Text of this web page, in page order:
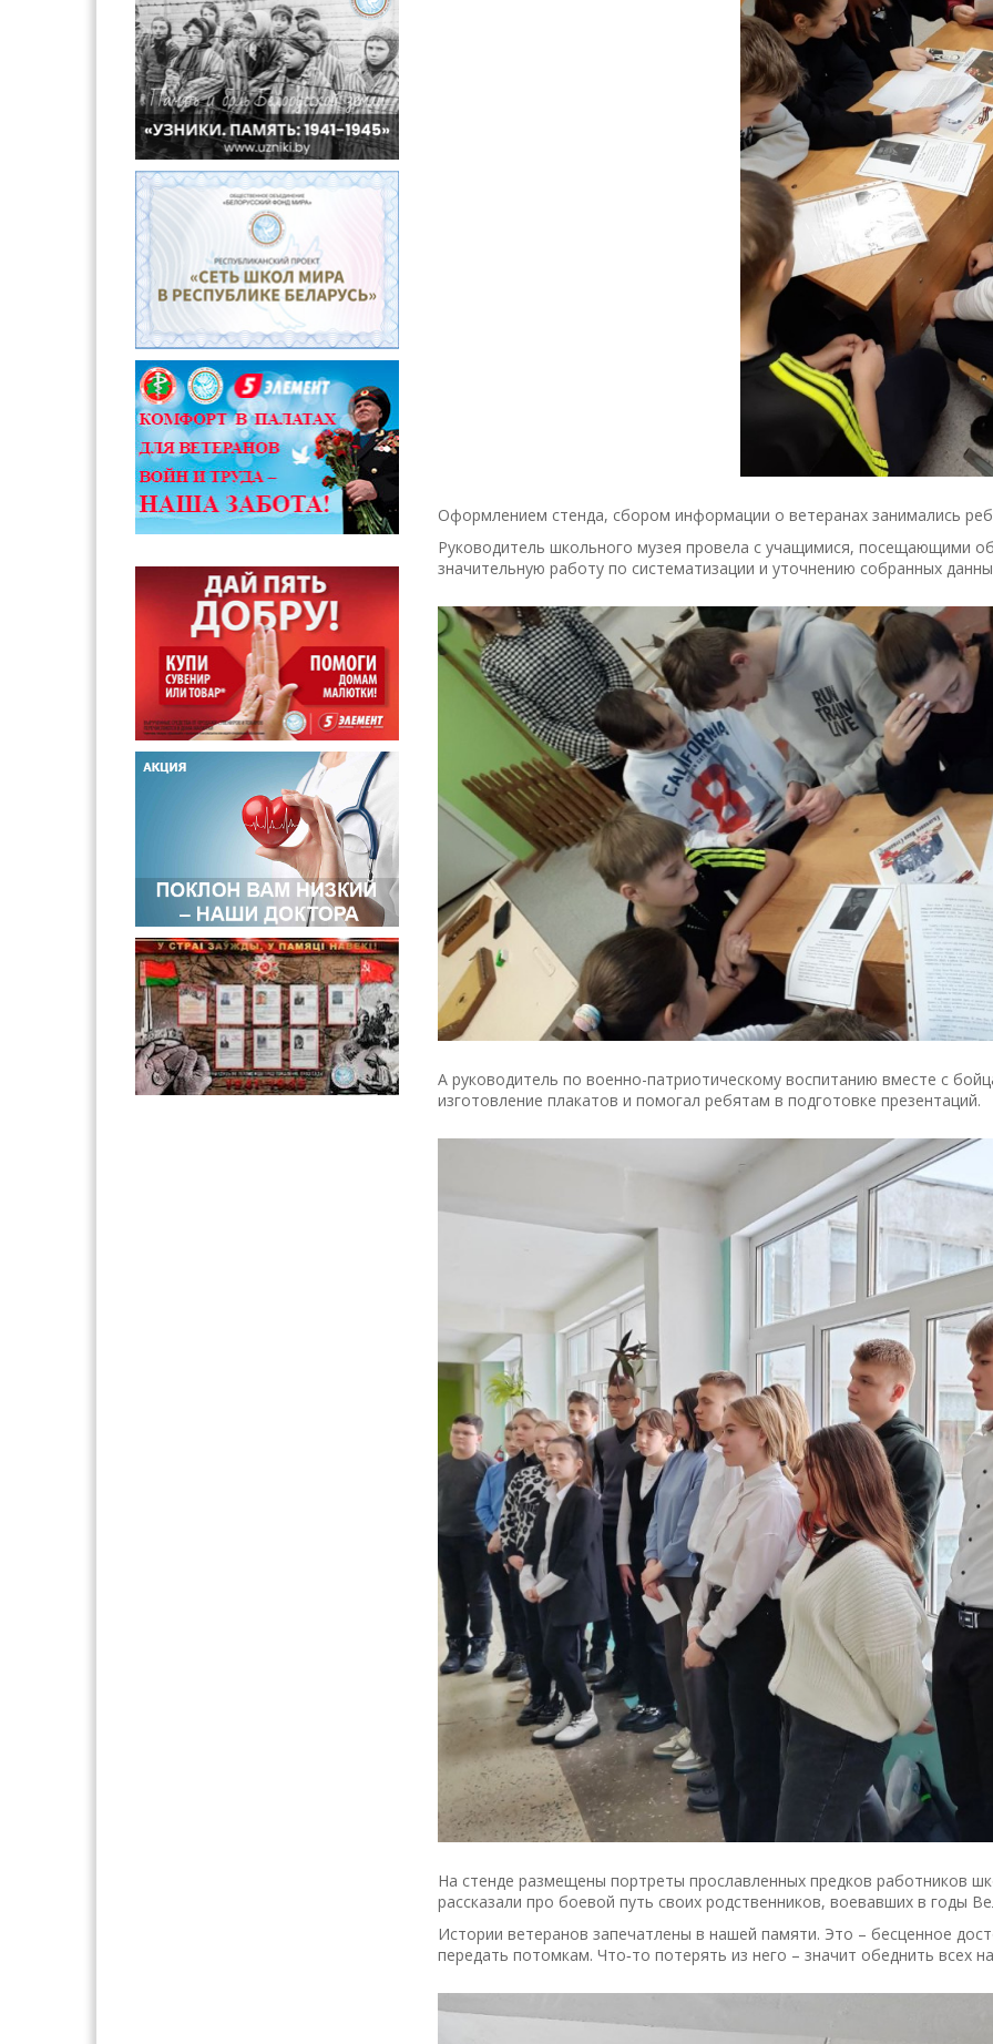
Оформлением стенда, сбором информации о ветеранах занимались
Руководитель школьного музея провела с учащимися, посещающими
значительную работу по систематизации и уточнению собранных
А руководитель по военно-патриотическому воспитанию вместе с
изготовление плакатов и помогал ребятам в подготовке презентаций.
На стенде размещены портреты прославленных предков работников
рассказали про боевой путь своих родственников, воевавших в годы
Истории ветеранов запечатлены в нашей памяти. Это – бесценное
передать потомкам. Что‑то потерять из него – значит обеднить всех